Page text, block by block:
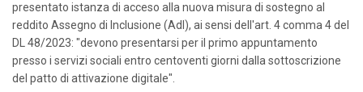
presentato istanza di acceso alla nuova misura di sostegno al
reddito Assegno di Inclusione (AdI), ai sensi dell'art. 4 comma 4 del
DL 48/2023: "devono presentarsi per il primo appuntamento
presso i servizi sociali entro centoventi giorni dalla sottoscrizione
del patto di attivazione digitale".